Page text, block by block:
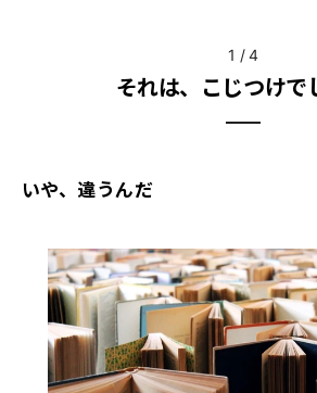
1 /4
それは、こじつけで
いや、違うんだ